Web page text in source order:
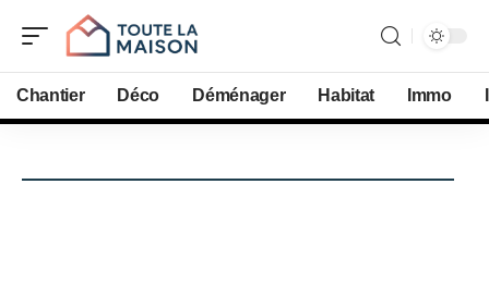
Chantier Déco Déménager Habitat Immo